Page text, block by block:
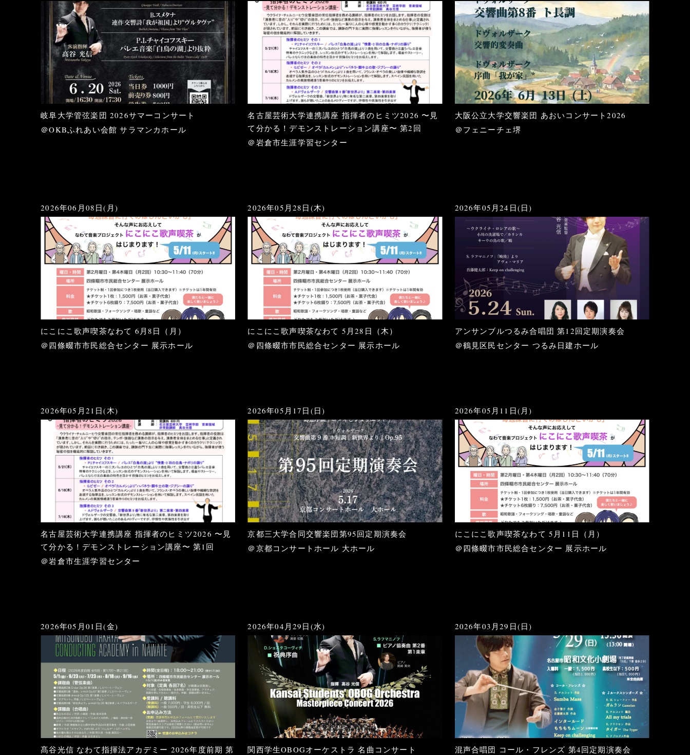
岐阜大学管弦楽団 2026サマーコンサート
＠OKBふれあい会館 サラマンカホール
名古屋芸術大学連携講座 指揮者のヒミツ2026 〜見
て分かる！デモンストレーション講座〜 第2回
＠岩倉市生涯学習センター
大阪公立大学交響楽団 あおいコンサート2026
＠フェニーチェ堺
2026年06月08日(月)
にこにこ歌声喫茶なわて 6月8日（月）
＠四條畷市市民総合センター 展示ホール
2026年05月28日(木)
にこにこ歌声喫茶なわて 5月28日（木）
＠四條畷市市民総合センター 展示ホール
2026年05月24日(日)
アンサンブルつるみ合唱団 第12回定期演奏会
＠鶴見区民センター つるみ日建ホール
2026年05月21日(木)
名古屋芸術大学連携講座 指揮者のヒミツ2026 〜見
て分かる！デモンストレーション講座〜 第1回
＠岩倉市生涯学習センター
2026年05月17日(日)
京都三大学合同交響楽団第95回定期演奏会
＠京都コンサートホール 大ホール
2026年05月11日(月)
にこにこ歌声喫茶なわて 5月11日（月）
＠四條畷市市民総合センター 展示ホール
2026年05月01日(金)
髙谷光信 なわて指揮法アカデミー 2026年度前期 第
2026年04月29日(水)
関西学生OBOGオーケストラ 名曲コンサート
2026年03月29日(日)
混声合唱団 コール・フレンズ 第4回定期演奏会